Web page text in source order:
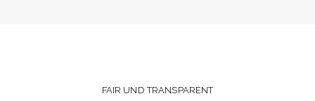
FAIR UND TRANSPARENT